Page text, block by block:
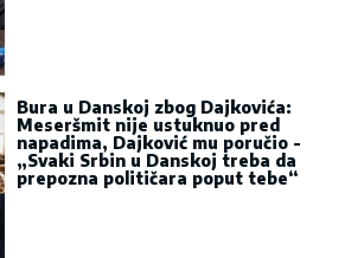
Bura u Danskoj zbog Dajkovića:
Meseršmit nije ustuknuo pred
napadima, Dajković mu poručio -
„Svaki Srbin u Danskoj treba da
prepozna političara poput tebe“